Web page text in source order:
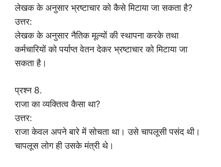
लेखक के अनुसार भ्रष्टाचार को कैसे मिटाया जा सकता है?
उत्तर:
लेखक के अनुसार नैतिक मूल्यों की स्थापना करके तथा
कर्मचारियों को पर्याप्त वेतन देकर भ्रष्टाचार को मिटाया जा
सकता है।
प्रश्न 8.
राजा का व्यक्तित्व कैसा था?
उत्तर:
राजा केवल अपने बारे में सोचता था। उसे चापलूसी पसंद थी।
चापलूस लोग ही उसके मंत्री थे।